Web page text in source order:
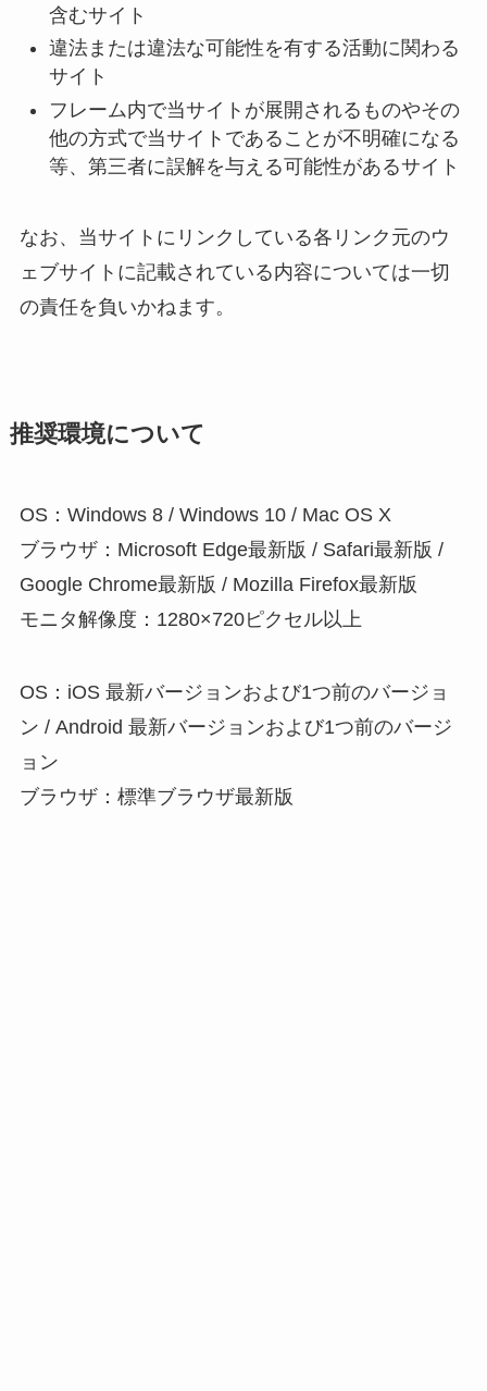
含むサイト
違法または違法な可能性を有する活動に関わる
サイト
フレーム内で当サイトが展開されるものやその
他の方式で当サイトであることが不明確になる
等、第三者に誤解を与える可能性があるサイト
なお、当サイトにリンクしている各リンク元のウ
ェブサイトに記載されている内容については一切
の責任を負いかねます。
推奨環境について
OS：Windows 8 / Windows 10 / Mac OS X
ブラウザ：Microsoft Edge最新版 / Safari最新版 /
Google Chrome最新版 / Mozilla Firefox最新版
モニタ解像度：1280×720ピクセル以上
OS：iOS 最新バージョンおよび1つ前のバージョ
ン / Android 最新バージョンおよび1つ前のバージ
ョン
ブラウザ：標準ブラウザ最新版